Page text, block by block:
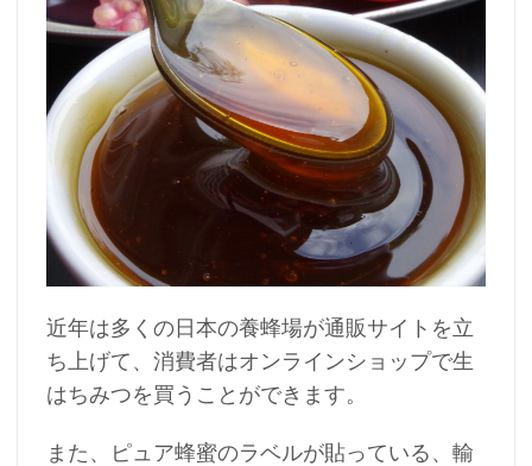
近年は多くの日本の養蜂場が通販サイトを立
ち上げて、消費者はオンラインショップで生
はちみつを買うことができます。
また、ピュア蜂蜜のラベルが貼っている、輸